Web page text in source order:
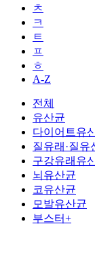
ㅊ
ㅋ
ㅌ
ㅍ
ㅎ
A-Z
전체
유산균
다이어트유
질유래·질유
구강유래유
뇌유산균
코유산균
모발유산균
부스터+